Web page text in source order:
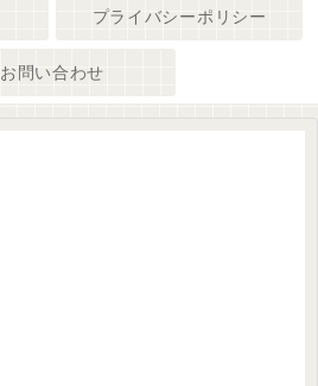
プライバシーポリシー
お問い合わせ